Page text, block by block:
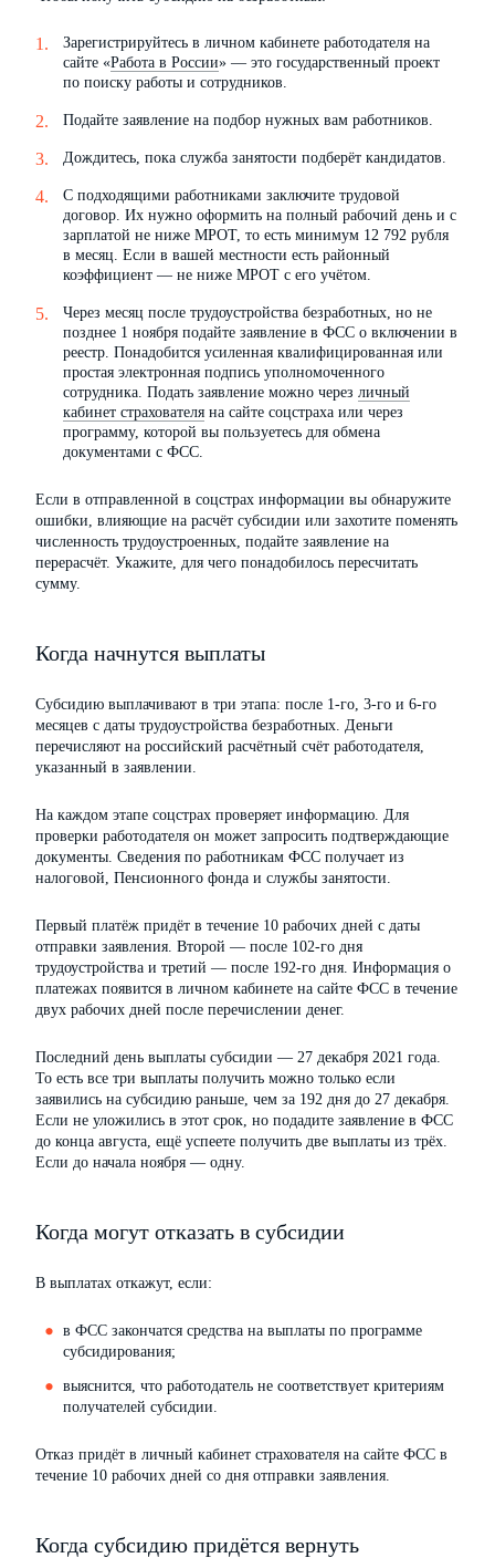
Зарегистрируйтесь в личном кабинете работодателя на
сайте «Работа в России» — это государственный проект
по поиску работы и сотрудников.
Подайте заявление на подбор нужных вам работников.
Дождитесь, пока служба занятости подберёт кандидатов.
С подходящими работниками заключите трудовой
договор. Их нужно оформить на полный рабочий день и с
зарплатой не ниже МРОТ, то есть минимум 12 792 рубля
в месяц. Если в вашей местности есть районный
коэффициент — не ниже МРОТ с его учётом.
Через месяц после трудоустройства безработных, но не
позднее 1 ноября подайте заявление в ФСС о включении в
реестр. Понадобится усиленная квалифицированная или
простая электронная подпись уполномоченного
сотрудника. Подать заявление можно через личный
кабинет страхователя на сайте соцстраха или через
программу, которой вы пользуетесь для обмена
документами с ФСС.
Если в отправленной в соцстрах информации вы обнаружите
ошибки, влияющие на расчёт субсидии или захотите поменять
численность трудоустроенных, подайте заявление на
перерасчёт. Укажите, для чего понадобилось пересчитать
сумму.
Когда начнутся выплаты
Субсидию выплачивают в три этапа: после 1-го, 3-го и 6-го
месяцев с даты трудоустройства безработных. Деньги
перечисляют на российский расчётный счёт работодателя,
указанный в заявлении.
На каждом этапе соцстрах проверяет информацию. Для
проверки работодателя он может запросить подтверждающие
документы. Сведения по работникам ФСС получает из
налоговой, Пенсионного фонда и службы занятости.
Первый платёж придёт в течение 10 рабочих дней с даты
отправки заявления. Второй — после 102-го дня
трудоустройства и третий — после 192-го дня. Информация о
платежах появится в личном кабинете на сайте ФСС в течение
двух рабочих дней после перечислении денег.
Последний день выплаты субсидии — 27 декабря 2021 года.
То есть все три выплаты получить можно только если
заявились на субсидию раньше, чем за 192 дня до 27 декабря.
Если не уложились в этот срок, но подадите заявление в ФСС
до конца августа, ещё успеете получить две выплаты из трёх.
Если до начала ноября — одну.
Когда могут отказать в субсидии
В выплатах откажут, если:
в ФСС закончатся средства на выплаты по программе
субсидирования;
выяснится, что работодатель не соответствует критериям
получателей субсидии.
Отказ придёт в личный кабинет страхователя на сайте ФСС в
течение 10 рабочих дней со дня отправки заявления.
Когда субсидию придётся вернуть